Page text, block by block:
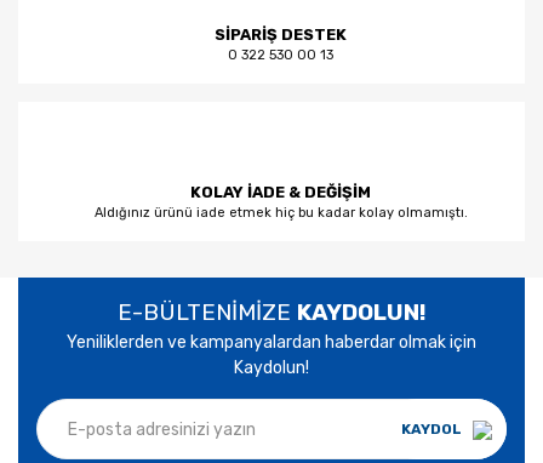
SİPARİŞ DESTEK
0 322 530 00 13
KOLAY İADE & DEĞİŞİM
Aldığınız ürünü iade etmek hiç bu kadar kolay olmamıştı.
E-BÜLTENİMİZE KAYDOLUN!
Yeniliklerden ve kampanyalardan haberdar olmak için
Kaydolun!
KAYDOL